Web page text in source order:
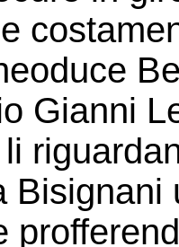
Gianni
Bisignani